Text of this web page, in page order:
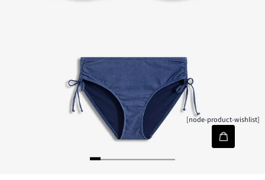
[node-product-wishlist]